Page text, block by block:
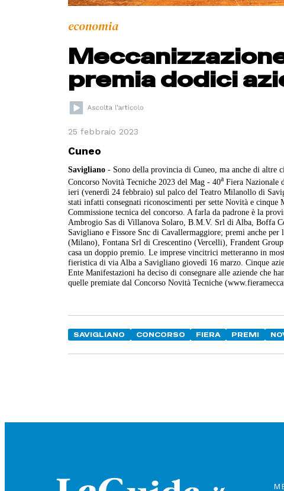
economia
premia dodici
25 febbraio 2023
Cuneo
Savigliano - Sono della provincia di Cuneo, ma anche di altre
Concorso Novità Tecniche 2023 del Mag - 40a Fiera Nazionale
ieri (venerdì 24 febbraio) sul palco del Teatro Milanollo di
stati infatti consegnati riconoscimenti per sette Novità e
Commissione tecnica del concorso. A farla da padrone è la
Ambrogio Sas di Villanova Solaro, B.M.V. Srl di Alba, Boffa
Savigliano e Fissore Snc di Cavallermaggiore; premi anche
(Milano), Fontana Srl di Crescentino (Vercelli), Frandent
casa un doppio premio. Le imprese vincitrici metteranno in
fieristica di via Alba a Savigliano giovedì 16 marzo. Cinque
Ente Manifestazioni ha deciso di consegnare alle aziende che
quelle premiate dal Concorso Novità Tecniche
SAVIGLIANO CONCORSO FIERA PREMI